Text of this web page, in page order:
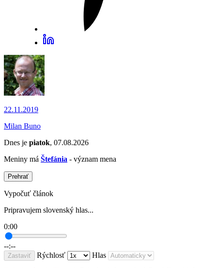
22.11.2019
Milan Buno
Dnes je piatok, 07.08.2026
Meniny má Štefánia - význam mena
Prehrať
Vypočuť článok
Pripravujem slovenský hlas...
0:00
--:--
Zastaviť Rýchlosť Hlas